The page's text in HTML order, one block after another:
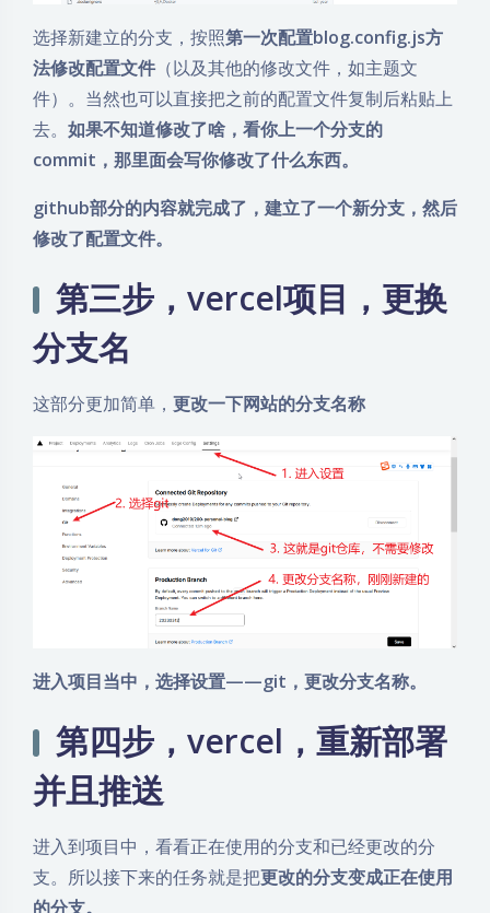
选择新建立的分支，按照第一次配置blog.config.js方
法修改配置文件 （以及其他的修改文件，如主题文
件）。当然也可以直接把之前的配置文件复制后粘贴上
去。 如果不知道修改了啥，看你上一个分支的
commit，那里面会写你修改了什么东西。
github部分的内容就完成了，建立了一个新分支，然后
修改了配置文件。
第三步，vercel项目，更换
分支名
这部分更加简单， 更改一下网站的分支名称
进入项目当中，选择设置——git，更改分支名称。
第四步，vercel，重新部署
并且推送
进入到项目中，看看正在使用的分支和已经更改的分
支。所以接下来的任务就是把更改的分支变成正在使用
的分支。